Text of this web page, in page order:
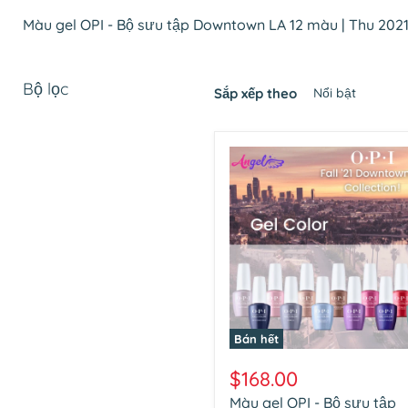
Màu gel OPI - Bộ sưu tập Downtown LA 12 màu | Thu 2021
Bộ lọc Sắp xếp theo
Bán hết
gel
OPI
$168.00
Màu gel OPI - Bộ sưu tập